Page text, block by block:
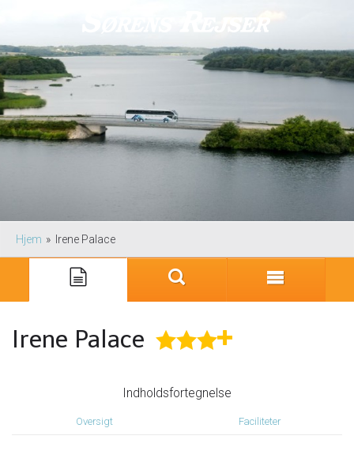
Hjem » Irene Palace
Irene Palace ★★★
Indholdsfortegnelse
Oversigt Faciliteter